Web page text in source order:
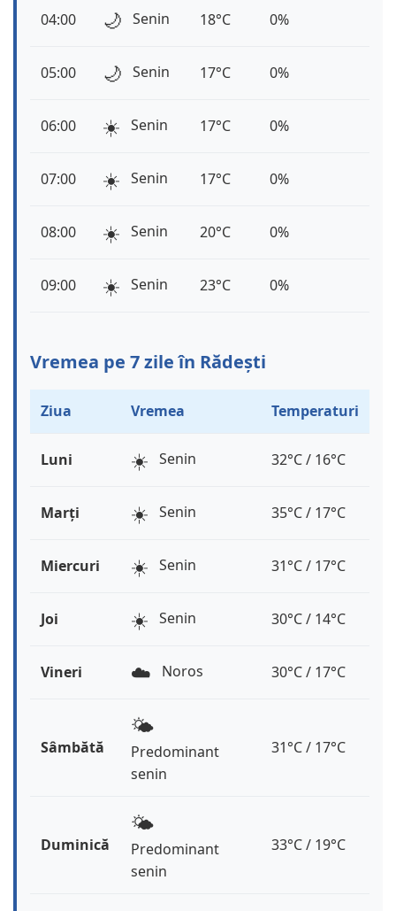
04:00 🌙 Senin 18°C 0%
05:00 🌙 Senin 17°C 0%
06:00 ☀️ Senin 17°C 0%
07:00 ☀️ Senin 17°C 0%
08:00 ☀️ Senin 20°C 0%
09:00 ☀️ Senin 23°C 0%
Vremea pe 7 zile în Rădești
Ziua Vremea Temperaturi
Luni ☀️ Senin 32°C / 16°C
Marți ☀️ Senin 35°C / 17°C
Miercuri ☀️ Senin 31°C / 17°C
Joi ☀️ Senin 30°C / 14°C
Vineri ☁️ Noros 30°C / 17°C
Sâmbătă
🌤️
Predominant
senin
31°C / 17°C
Duminică
🌤️
Predominant
senin
33°C / 19°C